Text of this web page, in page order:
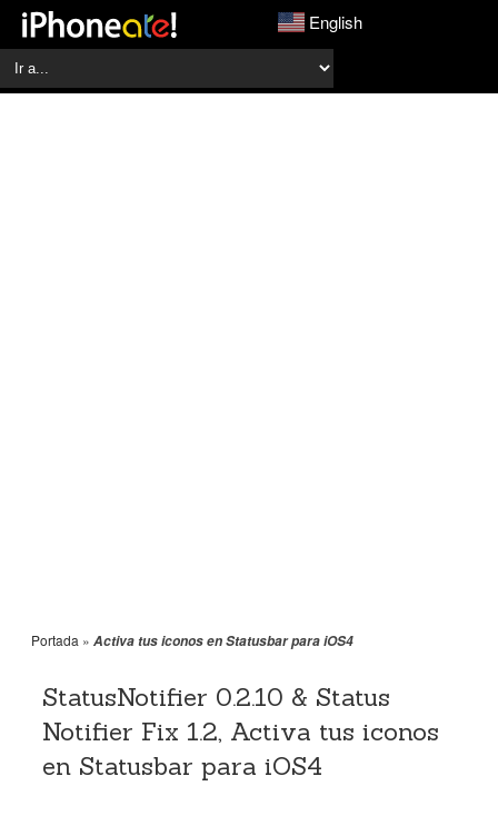
English
Portada » Activa tus iconos en Statusbar para iOS4
StatusNotifier 0.2.10 & Status
Notifier Fix 1.2, Activa tus iconos
en Statusbar para iOS4